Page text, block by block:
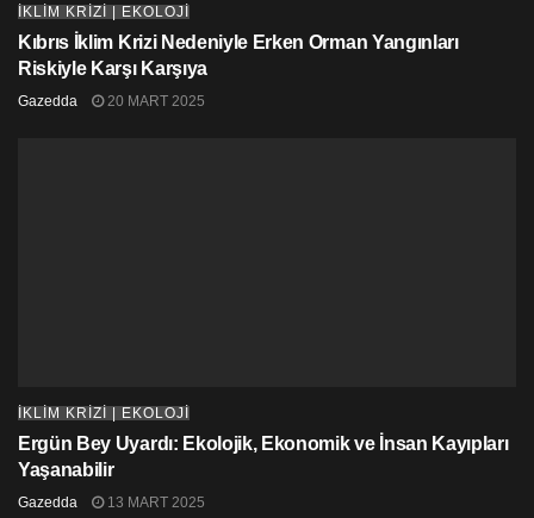
İKLİM KRİZİ | EKOLOJİ
Kıbrıs İklim Krizi Nedeniyle Erken Orman Yangınları
Riskiyle Karşı Karşıya
Gazedda 20 MART 2025
İKLİM KRİZİ | EKOLOJİ
Ergün Bey Uyardı: Ekolojik, Ekonomik ve İnsan Kayıpları
Yaşanabilir
Gazedda 13 MART 2025